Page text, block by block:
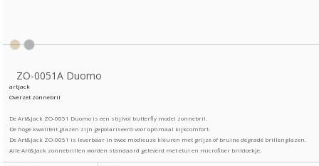
ZO-0051A Duomo
artjack
Overzet zonnebril
De Art&Jack ZO-0051 Duomo is een stijlvol butterfly model zonnebril.
De hoge kwaliteit glazen zijn gepolariseerd voor optimaal kijkcomfort.
De Art&Jack ZO-0051 is leverbaar in twee modieuze kleuren met grijze of bruine dégradé brillenglazen.
Alle Art&Jack zonnebrillen worden standaard geleverd met etui en microfiber brildoekje.